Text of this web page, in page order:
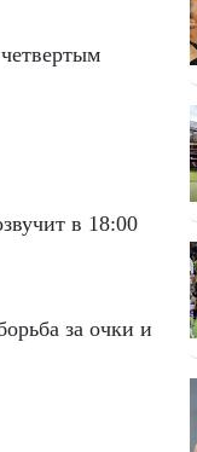
в 18:00
за очки и